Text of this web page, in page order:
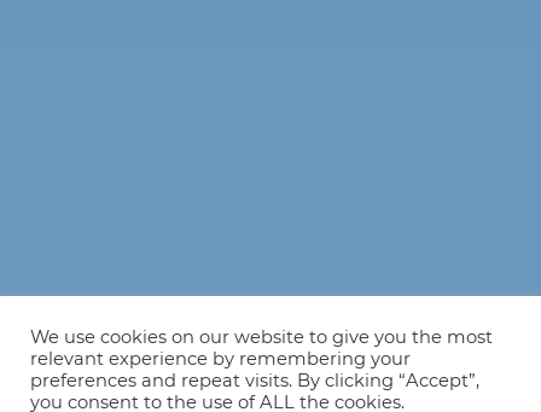
We use cookies on our website to give you the most
relevant experience by remembering your
preferences and repeat visits. By clicking “Accept”,
you consent to the use of ALL the cookies.